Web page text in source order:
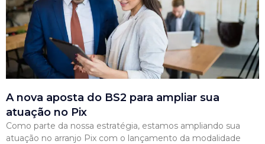
A nova aposta do BS2 para ampliar sua
atuação no Pix
Como parte da nossa estratégia, estamos ampliando sua
atuação no arranjo Pix com o lançamento da modalidade